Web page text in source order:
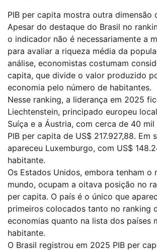
PIB per capita mostra outra dimensão
Apesar do destaque do Brasil no
o indicador não é necessariamente a
para avaliar a riqueza média da
análise, economistas costumam
capita, que divide o valor produzido
economia pelo número de habitantes.
Nesse ranking, a liderança em 2025
Liechtenstein, principado europeu
Suíça e a Áustria, com cerca de 40
PIB per capita de US$ 217.927,88. Em
apareceu Luxemburgo, com US$
habitante.
Os Estados Unidos, embora tenham o
mundo, ocupam a oitava posição no
per capita. O país é o único que
primeiros colocados tanto no ranking
economias quanto na lista dos países
habitante.
O Brasil registrou em 2025 PIB per